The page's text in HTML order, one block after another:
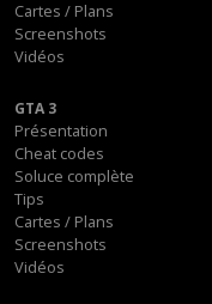
Cartes / Plans
Screenshots
Vidéos
GTA 3
Présentation
Cheat codes
Soluce complète
Tips
Cartes / Plans
Screenshots
Vidéos